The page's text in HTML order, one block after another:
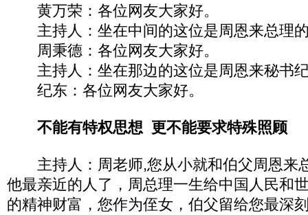
黄万荣：各位网友大家好。
主持人：坐在中间的这位是周恩来总理
周秉德：各位网友大家好。
主持人：坐在那边的这位是周恩来秘书
纪东：各位网友大家好。
不能有特权思想 更不能要求特殊照顾
主持人：周老师,您从小就和伯父周恩来
他最亲近的人了，周总理一生给中国人民和
的精神财富，您作为侄女，伯父留给您最深